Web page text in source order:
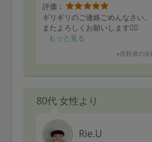
評価：
ギリギリのご連絡ごめんなさい。
またよろしくお願いします🙇‍♀️
もっと見る
※依頼者の依
80代 女性より
Rie.U